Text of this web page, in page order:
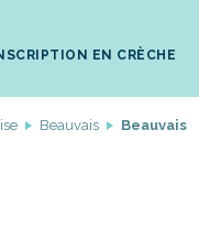
EN CRÈCHE
Beauvais Beauvais